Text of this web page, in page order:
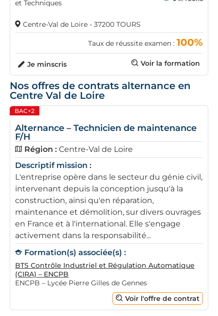
et Techniques
Centre-Val de Loire - 37200 TOURS
Taux de réussite examen : 100%
Voir la formation
Je minscris
Nos offres de contrats alternance en
Centre Val de Loire
BAC+2
Alternance – Technicien de maintenance
F/H
Région : Centre-Val de Loire
Descriptif mission :
L'entreprise opère dans le secteur du génie civil,
intervenant depuis la conception jusqu'à la
construction, ainsi qu'en réparation,
maintenance et démolition, sur divers ouvrages
en France et à l'international. Elle s'engage
activement dans la responsabilité...
Formation(s) associée(s) :
BTS Contrôle Industriel et Régulation Automatique
(CIRA) – ENCPB
ENCPB – Lycée Pierre Gilles de Gennes
Voir l'offre de contrat